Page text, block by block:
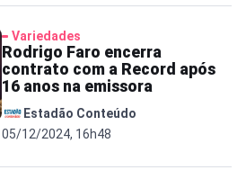
Variedades
Rodrigo Faro encerra
contrato com a Record após
16 anos na emissora
Estadão Conteúdo
05/12/2024, 16h48